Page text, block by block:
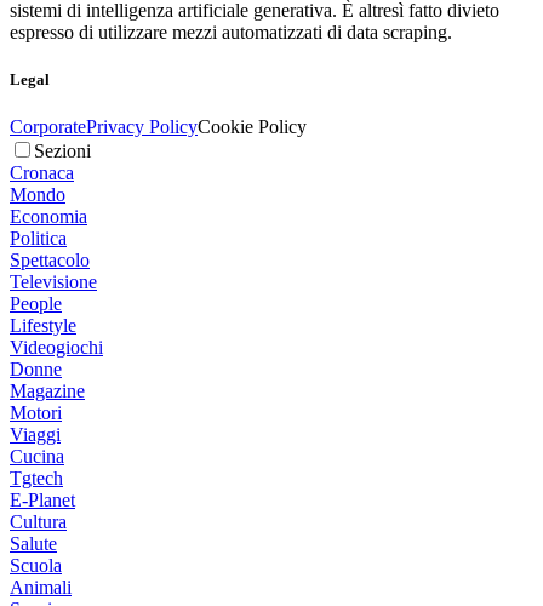
sistemi di intelligenza artificiale generativa. È altresì fatto divieto
espresso di utilizzare mezzi automatizzati di data scraping.
Legal
CorporatePrivacy PolicyCookie Policy
Sezioni
Cronaca
Mondo
Economia
Politica
Spettacolo
Televisione
People
Lifestyle
Videogiochi
Donne
Magazine
Motori
Viaggi
Cucina
Tgtech
E-Planet
Cultura
Salute
Scuola
Animali